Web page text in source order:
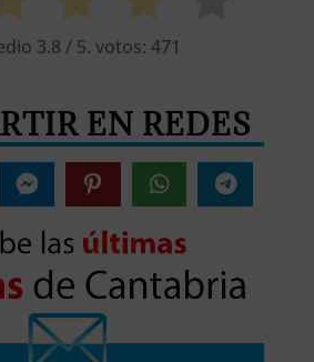
3.8 / 5. votos:471
EN REDES